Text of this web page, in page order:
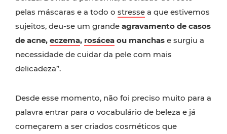
pelas máscaras e a todo o stresse a que estivemos
sujeitos, deu-se um grande agravamento de casos
de acne, eczema, rosácea ou manchas e surgiu a
necessidade de cuidar da pele com mais
delicadeza”.
Desde esse momento, não foi preciso muito para a
palavra entrar para o vocabulário de beleza e já
começarem a ser criados cosméticos que